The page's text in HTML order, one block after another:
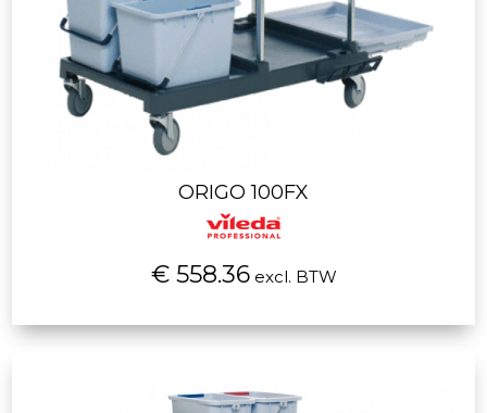
ORIGO 100FX
€ 558.36excl. BTW